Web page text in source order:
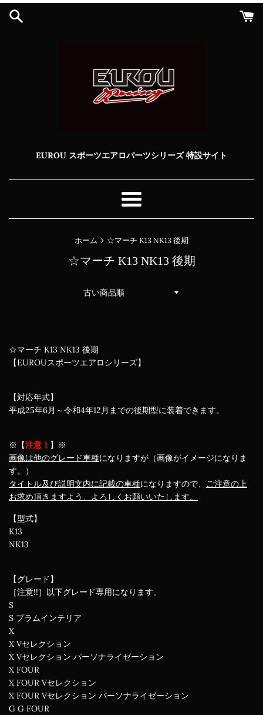
コ
EUROU スポーツエアロパーツシリーズ 特設サイト
メ
ニ
ー
ホーム › ☆マーチ K13 NK13 後期
☆マーチ K13 NK13 後期
並
☆マーチ K13 NK13 後期
【EUROUスポーツエアロシリーズ】
【対応年式】
平成25年6月～令和4年12月までの後期型に装着できます。
※【注意！ 】※
画像は他のグレード車種になりますが（画像がイメージになりま
す。）
タイトル及び説明文内に記載の車種になりますので、 ご注意の上
お求め頂きますよう、よろしくお願いいたします。
【型式】
K13
NK13
【グレード】
［注意!!］以下グレード専用になります。
S
S プラムインテリア
X
X Vセレクション
X Vセレクション パーソナライゼーション
X FOUR
X FOUR Vセレクション
X FOUR Vセレクション パーソナライゼーション
G G FOUR